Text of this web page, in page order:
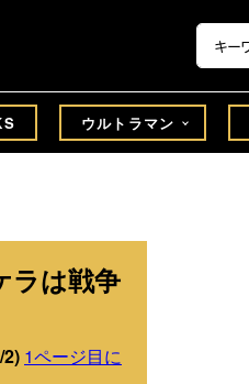
ウルトラマン
ラは戦争
2) 1ページ目に